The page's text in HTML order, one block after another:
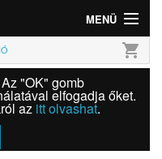
MENÜ
shopping_cart
"OK" gomb
elfogadja őket.
az itt olvashat.